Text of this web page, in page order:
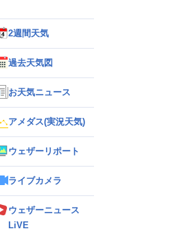
2週間天気
過去天気図
お天気ニュース
アメダス(実況天気)
ウェザーリポート
ライブカメラ
ウェザーニュース
LiVE